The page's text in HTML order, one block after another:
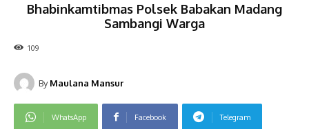
Bhabinkamtibmas Polsek Babakan Madang
Sambangi Warga
109
By Maulana Mansur
WhatsApp Facebook Telegram